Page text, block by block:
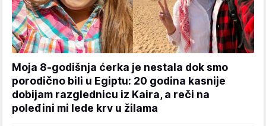
Moja 8-godišnja ćerka je nestala dok smo
porodično bili u Egiptu: 20 godina kasnije
dobijam razglednicu iz Kaira, a reči na
poleđini mi lede krv u žilama